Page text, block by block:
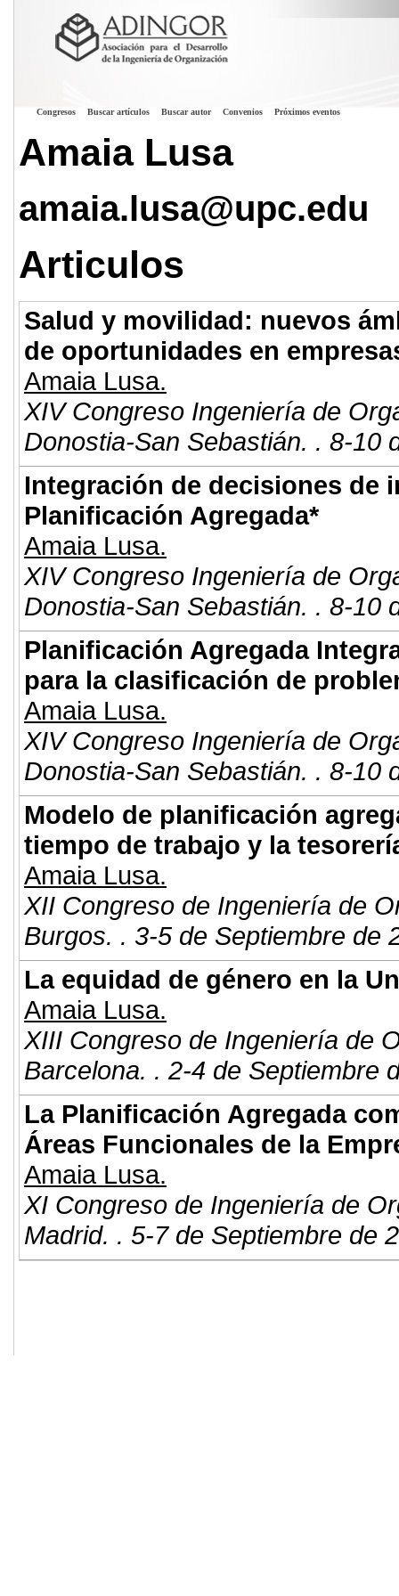
Congresos Buscar artículos Buscar autor Convenios Próximos eventos
Amaia Lusa
amaia.lusa@upc.edu
Articulos
Salud y movilidad: nuevos
de oportunidades en
Amaia Lusa.
XIV Congreso Ingeniería de
Donostia-San Sebastián. . 8-10
Integración de decisiones de
Planificación Agregada*
Amaia Lusa.
XIV Congreso Ingeniería de
Donostia-San Sebastián. . 8-10
Planificación Agregada
para la clasificación de
Amaia Lusa.
XIV Congreso Ingeniería de
Donostia-San Sebastián. . 8-10
Modelo de planificación
tiempo de trabajo y la
Amaia Lusa.
XII Congreso de Ingeniería de
Burgos. . 3-5 de Septiembre de
La equidad de género en la
Amaia Lusa.
XIII Congreso de Ingeniería de
Barcelona. . 2-4 de Septiembre
La Planificación Agregada
Áreas Funcionales de la
Amaia Lusa.
XI Congreso de Ingeniería de
Madrid. . 5-7 de Septiembre de